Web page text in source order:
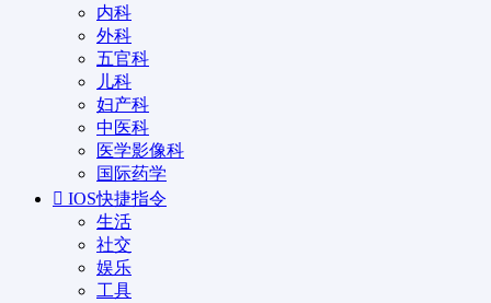
内科
外科
五官科
儿科
妇产科
中医科
医学影像科
国际药学
IOS快捷指令
生活
社交
娱乐
工具